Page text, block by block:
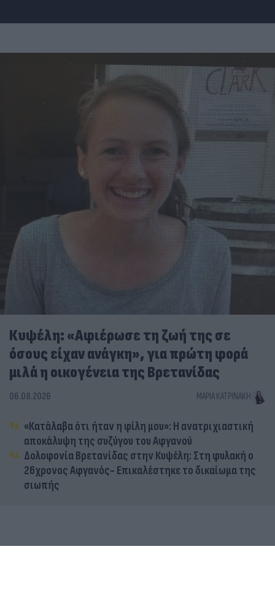
Κυψέλη: «Αφιέρωσε τη ζωή της σε
όσους είχαν ανάγκη», για πρώτη φορά
μιλά η οικογένεια της Βρετανίδας
06.08.2026 ΜΑΡΊΑ ΚΑΤΡΙΝΆΚΗ
«Κατάλαβα ότι ήταν η φίλη μου»: Η ανατριχιαστική
αποκάλυψη της συζύγου του Αφγανού
Δολοφονία Βρετανίδας στην Κυψέλη: Στη φυλακή ο
26χρονος Αφγανός- Επικαλέστηκε το δικαίωμα της
σιωπής